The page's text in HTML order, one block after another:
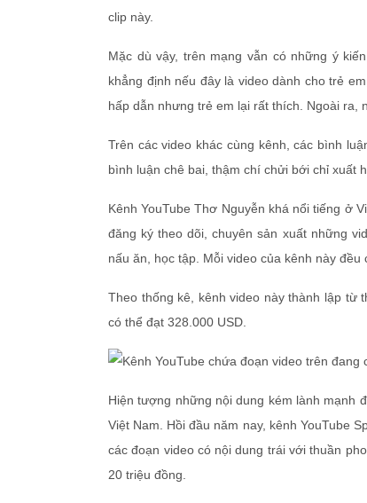
clip này.
Mặc dù vậy, trên mạng vẫn có những ý
khẳng định nếu đây là video dành cho trẻ
hấp dẫn nhưng trẻ em lại rất thích. Ngoài ra,
Trên các video khác cùng kênh, các bình
bình luận chê bai, thậm chí chửi bới chỉ xuất
Kênh YouTube Thơ Nguyễn khá nổi tiếng ở
đăng ký theo dõi, chuyên sản xuất những
nấu ăn, học tập. Mỗi video của kênh này đều
Theo thống kê, kênh video này thành lập từ
có thể đạt 328.000 USD.
Hiện tượng những nội dung kém lành mạnh
Việt Nam. Hồi đầu năm nay, kênh YouTube
các đoạn video có nội dung trái với thuần
20 triệu đồng.